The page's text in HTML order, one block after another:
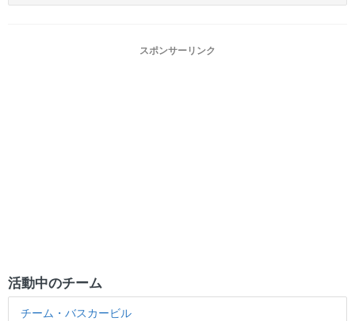
スポンサーリンク
活動中のチーム
チーム・バスカービル